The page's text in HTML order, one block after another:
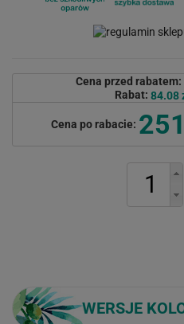
Cena przed rabatem:
Rabat: 84.08
Cena po rabacie:
WERSJE